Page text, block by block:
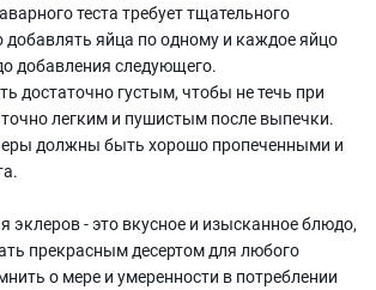
теста требует тщательного
яйца по одному и каждое яйцо
добавления следующего.
достаточно густым, чтобы не течь при
легким и пушистым после выпечки.
должны быть хорошо пропеченными и
эклеров - это вкусное и изысканное блюдо,
прекрасным десертом для любого
о мере и умеренности в потреблении